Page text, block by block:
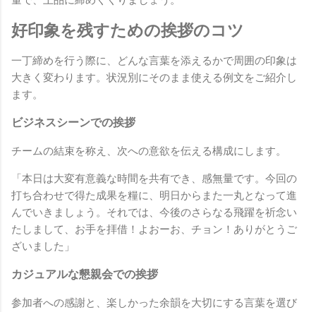
好印象を残すための挨拶のコツ
一丁締めを行う際に、どんな言葉を添えるかで周囲の印象は
大きく変わります。状況別にそのまま使える例文をご紹介し
ます。
ビジネスシーンでの挨拶
チームの結束を称え、次への意欲を伝える構成にします。
「本日は大変有意義な時間を共有でき、感無量です。今回の
打ち合わせで得た成果を糧に、明日からまた一丸となって進
んでいきましょう。それでは、今後のさらなる飛躍を祈念い
たしまして、お手を拝借！よおーお、チョン！ありがとうご
ざいました」
カジュアルな懇親会での挨拶
参加者への感謝と、楽しかった余韻を大切にする言葉を選び